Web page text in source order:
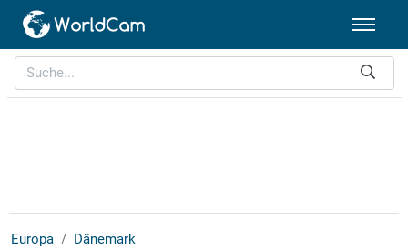
Europa Dänemark